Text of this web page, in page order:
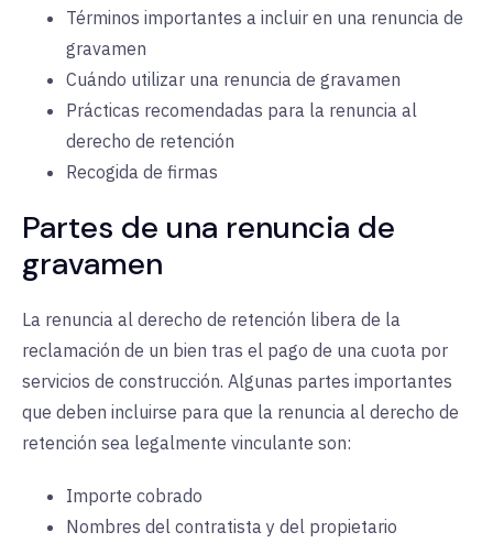
Términos importantes a incluir en una renuncia de
gravamen
Cuándo utilizar una renuncia de gravamen
Prácticas recomendadas para la renuncia al
derecho de retención
Recogida de firmas
Partes de una renuncia de
gravamen
La renuncia al derecho de retención libera de la
reclamación de un bien tras el pago de una cuota por
servicios de construcción. Algunas partes importantes
que deben incluirse para que la renuncia al derecho de
retención sea legalmente vinculante son:
Importe cobrado
Nombres del contratista y del propietario